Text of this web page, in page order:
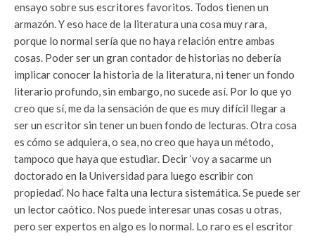
ensayo sobre sus escritores favoritos. Todos tienen un
armazón. Y eso hace de la literatura una cosa muy rara,
porque lo normal sería que no haya relación entre ambas
cosas. Poder ser un gran contador de historias no debería
implicar conocer la historia de la literatura, ni tener un fondo
literario profundo, sin embargo, no sucede así. Por lo que yo
creo que sí, me da la sensación de que es muy difícil llegar a
ser un escritor sin tener un buen fondo de lecturas. Otra cosa
es cómo se adquiera, o sea, no creo que haya un método,
tampoco que haya que estudiar. Decir ‘voy a sacarme un
doctorado en la Universidad para luego escribir con
propiedad’. No hace falta una lectura sistemática. Se puede ser
un lector caótico. Nos puede interesar unas cosas u otras,
pero ser expertos en algo es lo normal. Lo raro es el escritor